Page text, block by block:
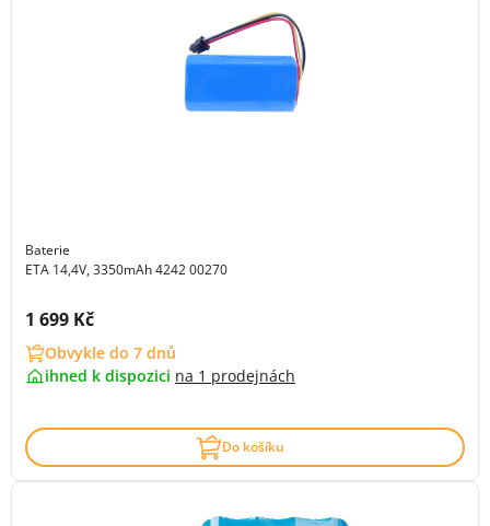
Baterie
ETA 14,4V, 3350mAh 4242 00270
Cena s DPH:
1 699 Kč
Obvykle do 7 dnů
ihned k dispozici na 1 prodejnách
Do košíku